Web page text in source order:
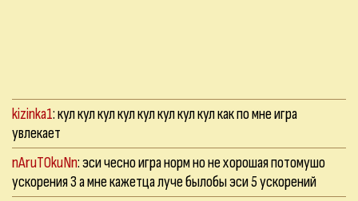
kizinka1: кул кул кул кул кул кул кул кул как по мне игра
увлекает
nAruTOkuNn: эси чесно игра норм но не хорошая потомушо
ускорения 3 а мне кажетца луче былобы эси 5 ускорений